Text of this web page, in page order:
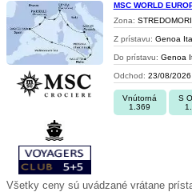
MSC WORLD
Zona:
Z prístavu: Genoa
Do prístavu: Genoa
Odchod: 23/08/2026
Vnútorná
1.369
S
Všetky ceny sú uvádzané vrátane